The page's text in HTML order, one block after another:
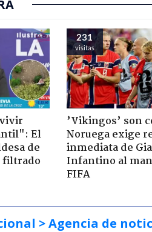
El
de
filtrado
231
visitas
’Vikingos’ son
Noruega exige
inmediata de
Infantino al
FIFA
> Agencia de